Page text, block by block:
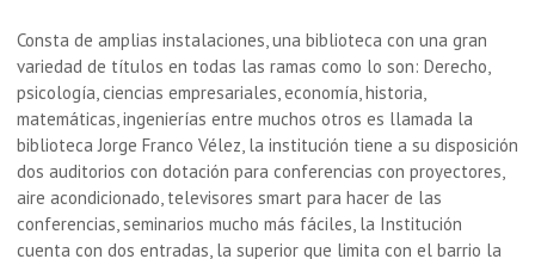
Consta de amplias instalaciones, una biblioteca con una gran
variedad de títulos en todas las ramas como lo son: Derecho,
psicología, ciencias empresariales, economía, historia,
matemáticas, ingenierías entre muchos otros es llamada la
biblioteca Jorge Franco Vélez, la institución tiene a su disposición
dos auditorios con dotación para conferencias con proyectores,
aire acondicionado, televisores smart para hacer de las
conferencias, seminarios mucho más fáciles, la Institución
cuenta con dos entradas, la superior que limita con el barrio la